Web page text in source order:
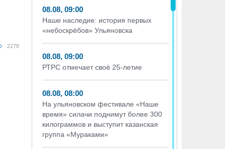
2278
08.08, 09:00
Наше наследие: история первых
«небоскрёбов» Ульяновска
08.08, 09:00
РТРС отмечает своё 25-летие
08.08, 08:00
На ульяновском фестивале «Наше
время» силачи поднимут более 300
килограммов и выступит казанская
группа «Мураками»